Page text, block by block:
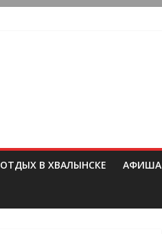
ОТДЫХ В ХВАЛЫНСКЕ АФИША